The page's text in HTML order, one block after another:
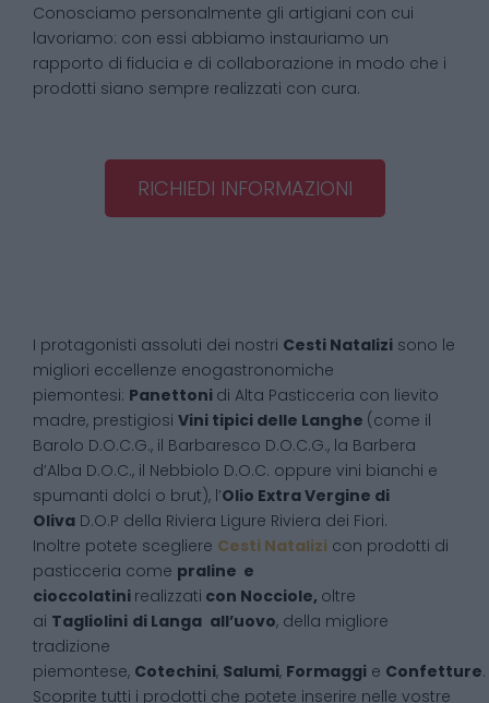
Conosciamo personalmente gli artigiani con cui
lavoriamo: con essi abbiamo instauriamo un
rapporto di fiducia e di collaborazione in modo che i
prodotti siano sempre realizzati con cura.
RICHIEDI INFORMAZIONI
I protagonisti assoluti dei nostri Cesti Natalizi sono le
migliori eccellenze enogastronomiche
piemontesi: Panettoni di Alta Pasticceria con lievito
madre, prestigiosi Vini tipici delle Langhe (come il
Barolo D.O.C.G., il Barbaresco D.O.C.G., la Barbera
d’Alba D.O.C., il Nebbiolo D.O.C. oppure vini bianchi e
spumanti dolci o brut), l’Olio Extra Vergine di
Oliva D.O.P della Riviera Ligure Riviera dei Fiori.
Inoltre potete scegliere Cesti Natalizi con prodotti di
pasticceria come praline e
cioccolatini realizzati con Nocciole, oltre
ai Tagliolini di Langa all’uovo, della migliore
tradizione
piemontese, Cotechini, Salumi, Formaggi e Confetture.
Scoprite tutti i prodotti che potete inserire nelle vostre